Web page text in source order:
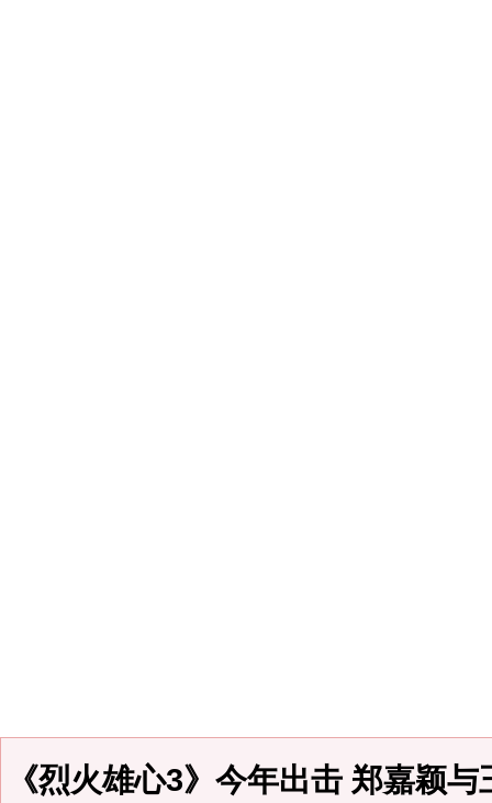
《烈火雄心3》今年出击 郑嘉颖